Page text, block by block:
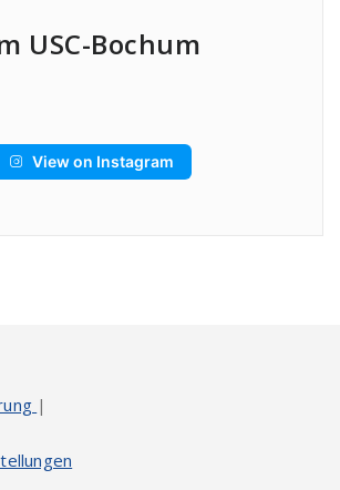
USC-Bochum
View on Instagram
|